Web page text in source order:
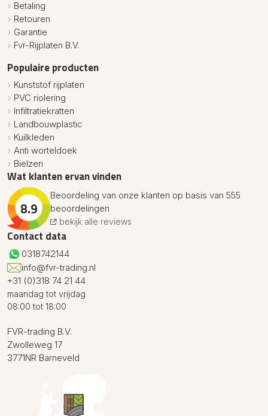
Betaling
Retouren
Garantie
Fvr-Rijplaten B.V.
Populaire producten
Kunststof rijplaten
PVC riolering
Infiltratiekratten
Landbouwplastic
Kuilkleden
Anti worteldoek
Bielzen
Wat klanten ervan vinden
8.9
Beoordeling van onze klanten op basis van 555
beoordelingen
bekijk alle reviews
Contact data
0318742144
info@fvr-trading.nl
+31 (0)318 74 21 44
maandag tot vrijdag
08:00 tot 18:00
FVR-trading B.V.
Zwolleweg 17
3771NR Barneveld